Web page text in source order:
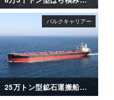
25万トン型鉱石運搬船「NSU BRILLIANCE」